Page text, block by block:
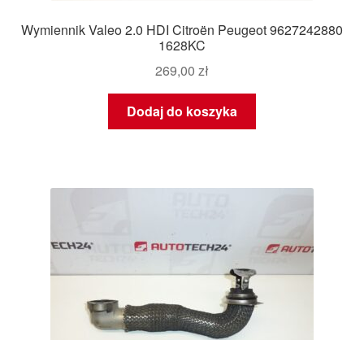
Wymiennik Valeo 2.0 HDI Citroën Peugeot 9627242880
1628KC
269,00 zł
Dodaj do koszyka